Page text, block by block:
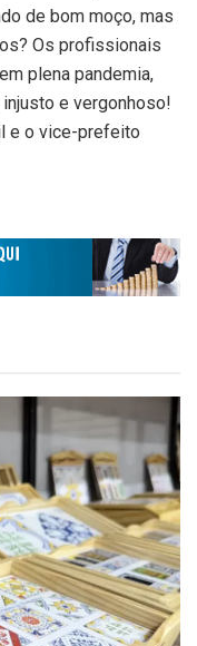
de bom moço, mas
Os profissionais
plena pandemia,
e vergonhoso!
e o vice-prefeito